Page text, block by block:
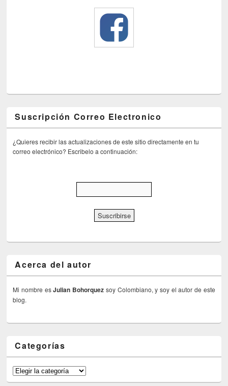
Suscripción Correo Electronico
¿Quieres recibir las actualizaciones de este sitio directamente en tu
correo electrónico? Escribelo a continuación:
Acerca del autor
Mi nombre esJulian Bohorquez soy Colombiano, y soy el autor de este
blog.
Categorías
Categorías